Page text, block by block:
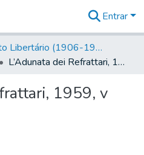
na
Entrar
Canto Libertário (1906-1995)
L’Adunata dei Refrattari, 1959, v XXXVIII, n 25
1959, v